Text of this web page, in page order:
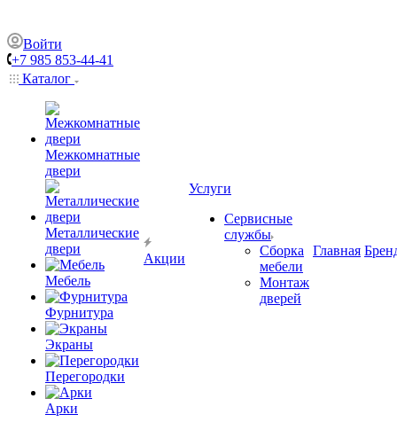
Войти
+7 985 853-44-41
Каталог
Межкомнатные
двери
Металлические
двери
Мебель
Фурнитура
Экраны
Перегородки
Арки
Акции
Услуги
Сервисные
службы
Сборка
мебели
Монтаж
дверей
Главная